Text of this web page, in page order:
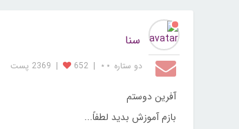
سنا
دو ستاره ⋆⋆ |
652
| 2369 پست
آفرین دوستم
بازم آموزش بدید لطفاً...